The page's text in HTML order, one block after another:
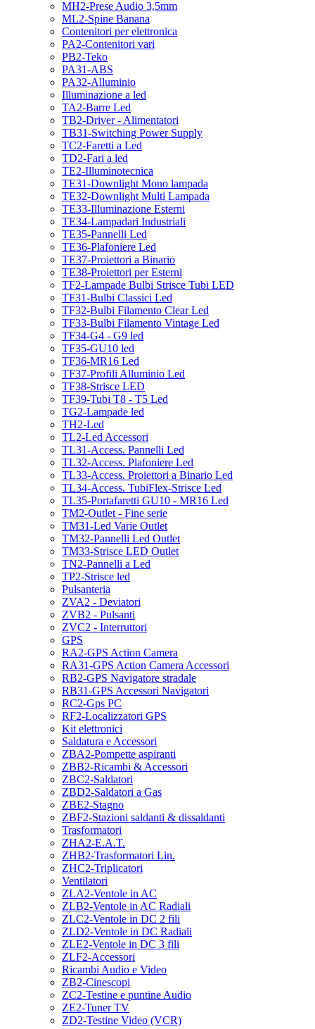
MH2-Prese Audio 3,5mm
ML2-Spine Banana
Contenitori per elettronica
PA2-Contenitori vari
PB2-Teko
PA31-ABS
PA32-Alluminio
Illuminazione a led
TA2-Barre Led
TB2-Driver - Alimentatori
TB31-Switching Power Supply
TC2-Faretti a Led
TD2-Fari a led
TE2-Illuminotecnica
TE31-Downlight Mono lampada
TE32-Downlight Multi Lampada
TE33-Illuminazione Esterni
TE34-Lampadari Industriali
TE35-Pannelli Led
TE36-Plafoniere Led
TE37-Proiettori a Binario
TE38-Proiettori per Esterni
TF2-Lampade Bulbi Strisce Tubi LED
TF31-Bulbi Classici Led
TF32-Bulbi Filamento Clear Led
TF33-Bulbi Filamento Vintage Led
TF34-G4 - G9 led
TF35-GU10 led
TF36-MR16 Led
TF37-Profili Alluminio Led
TF38-Strisce LED
TF39-Tubi T8 - T5 Led
TG2-Lampade led
TH2-Led
TL2-Led Accessori
TL31-Access. Pannelli Led
TL32-Access. Plafoniere Led
TL33-Access. Proiettori a Binario Led
TL34-Access. TubiFlex-Strisce Led
TL35-Portafaretti GU10 - MR16 Led
TM2-Outlet - Fine serie
TM31-Led Varie Outlet
TM32-Pannelli Led Outlet
TM33-Strisce LED Outlet
TN2-Pannelli a Led
TP2-Strisce led
Pulsanteria
ZVA2 - Deviatori
ZVB2 - Pulsanti
ZVC2 - Interruttori
GPS
RA2-GPS Action Camera
RA31-GPS Action Camera Accessori
RB2-GPS Navigatore stradale
RB31-GPS Accessori Navigatori
RC2-Gps PC
RF2-Localizzatori GPS
Kit elettronici
Saldatura e Accessori
ZBA2-Pompette aspiranti
ZBB2-Ricambi & Accessori
ZBC2-Saldatori
ZBD2-Saldatori a Gas
ZBE2-Stagno
ZBF2-Stazioni saldanti & dissaldanti
Trasformatori
ZHA2-E.A.T.
ZHB2-Trasformatori Lin.
ZHC2-Triplicatori
Ventilatori
ZLA2-Ventole in AC
ZLB2-Ventole in AC Radiali
ZLC2-Ventole in DC 2 fili
ZLD2-Ventole in DC Radiali
ZLE2-Ventole in DC 3 fili
ZLF2-Accessori
Ricambi Audio e Video
ZB2-Cinescopi
ZC2-Testine e puntine Audio
ZE2-Tuner TV
ZD2-Testine Video (VCR)